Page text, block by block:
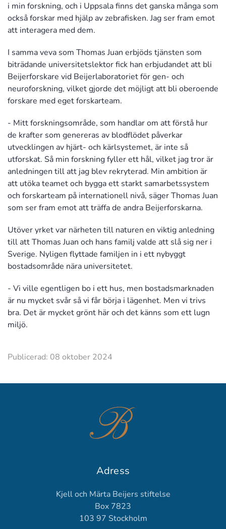
i min forskning, och i Uppsala finns det ganska många som
också forskar med hjälp av zebrafisken. Jag ser fram emot
att interagera med dem.
I samma veva som Thomas Juan erbjöds tjänsten som
biträdande universitetslektor fick han erbjudandet att bli
Beijerforskare vid Beijerlaboratoriet för gen- och
neuroforskning, vilket gjorde det möjligt att bli oberoende
forskare med eget forskarteam.
- Mitt forskningsområde, som handlar om att förstå hur
de krafter som genereras av blodflödet påverkar
utvecklingen av hjärt- och kärlsystemet, är inte så
utforskat. Så min forskning fyller ett hål, vilket jag tror är
anledningen till att jag blev rekryterad. Min ambition är
att utöka teamet och bygga ett starkt samarbetssystem
och forskarteam på internationell nivå, säger Thomas Juan
som ser fram emot att träffa de andra Beijerforskarna.
Utöver yrket var närheten till naturen en viktig anledning
till att Thomas Juan och hans familj valde att slå sig ner i
Sverige. Nyligen flyttade familjen in i ett nybyggt
bostadsområde nära universitetet.
- Vi ville egentligen bo i ett hus, men bostadsmarknaden
är nu mycket svår så vi får börja i lägenhet. Men vi trivs
bra. Det är mycket grönt här och det känns som ett lugn
miljö.
Publicerad: 08 oktober 2024
Adress
Kjell och Märta Beijers stiftelse
Box 7823
103 97 Stockholm